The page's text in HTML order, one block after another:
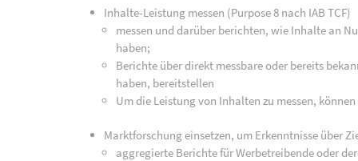
Inhalte-Leistung messen (Purpose 8 nach IAB TCF)
messen und darüber berichten, wie Inhalte an
haben;
Berichte über direkt messbare oder bereits
haben, bereitstellen
Um die Leistung von Inhalten zu messen,
Marktforschung einsetzen, um Erkenntnisse über
aggregierte Berichte für Werbetreibende oder